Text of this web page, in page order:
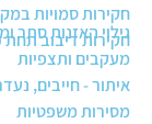
חקירות סמויות
חקירות דיבוב תחת
גילוי האזנות סתר
מעקבים ותצפיות
איתור - חייבים,
מסירות משפטיות